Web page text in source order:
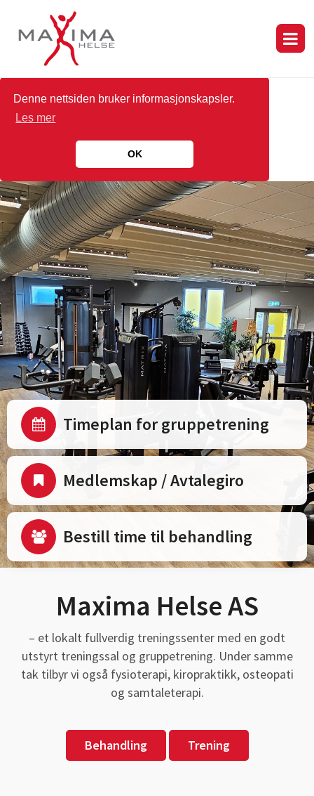
Denne nettsiden bruker informasjonskapsler.
Les mer
OK
Timeplan for gruppetrening
Medlemskap / Avtalegiro
Bestill time til behandling
Maxima Helse AS
– et lokalt fullverdig treningssenter med en godt
utstyrt treningssal og gruppetrening. Under samme
tak tilbyr vi også fysioterapi, kiropraktikk, osteopati
og samtaleterapi.
Behandling Trening